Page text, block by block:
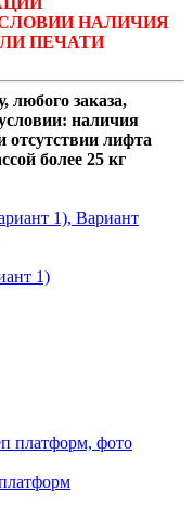
НАЛИЧИЯ
ПЕЧАТИ
любого заказа,
наличия
лифта
более 25 кг
1)